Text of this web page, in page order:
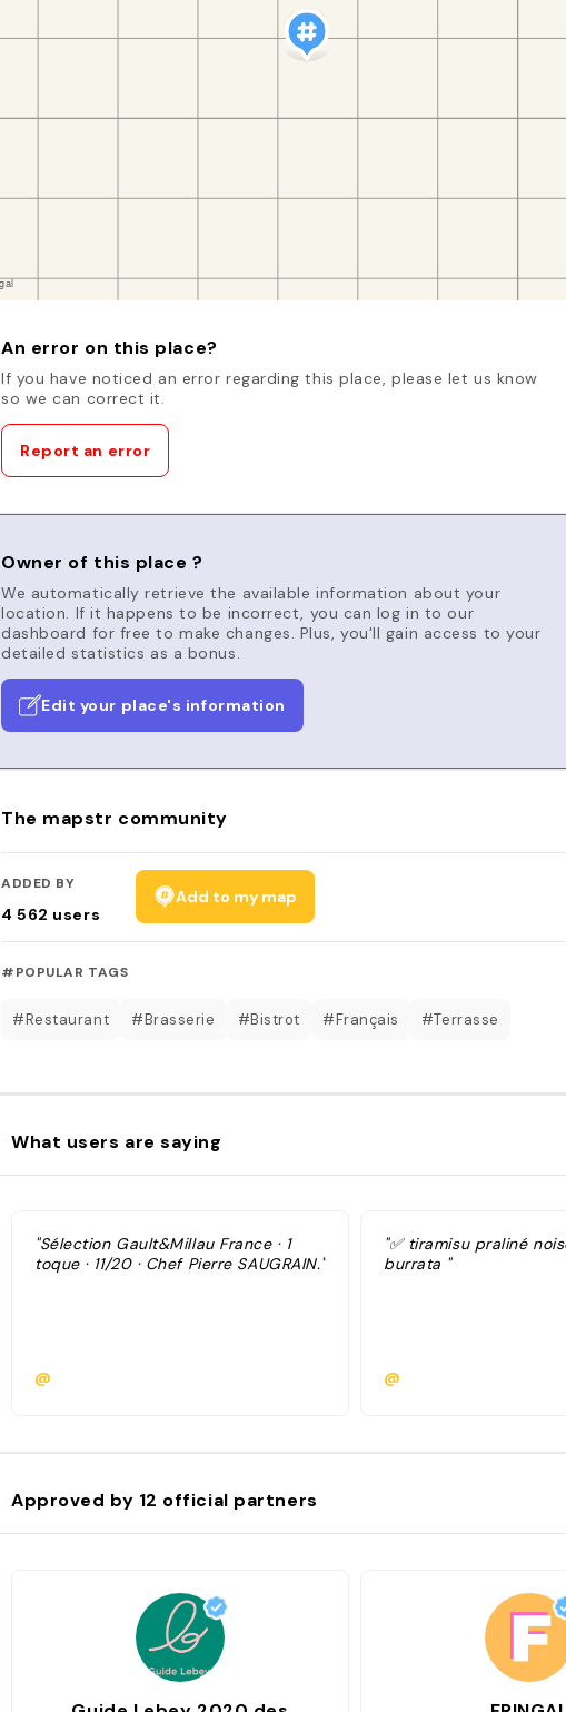
An error on this place?
If you have noticed an error regarding this place, please let us know
so we can correct it.
Report an error
Owner of this place ?
We automatically retrieve the available information about your
location. If it happens to be incorrect, you can log in to our
dashboard for free to make changes. Plus, you'll gain access to your
detailed statistics as a bonus.
Edit your place's information
The mapstr community
ADDED BY
4 562 users
Add to my map
#POPULAR TAGS
#Restaurant #Brasserie #Bistrot #Français #Terrasse
What users are saying
"Sélection Gault&Millau France · 1
toque · 11/20 · Chef Pierre SAUGRAIN."
@
"✅ tiramisu praliné
burrata "
@
Approved by 12 official partners